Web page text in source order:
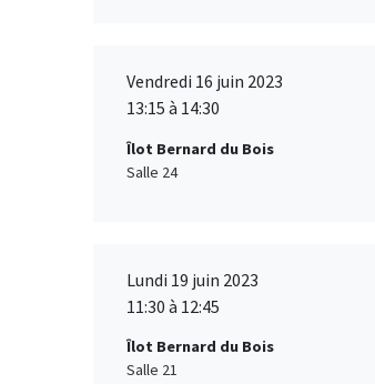
Vendredi 16 juin 2023
13:15 à 14:30
Îlot Bernard du Bois
Salle 24
Lundi 19 juin 2023
11:30 à 12:45
Îlot Bernard du Bois
Salle 21